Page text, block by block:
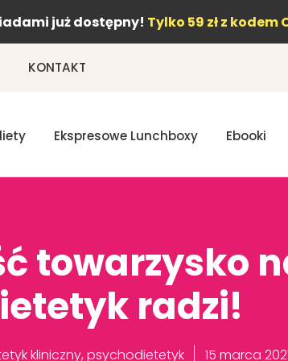
już dostępny! Tylko 59 zł z kodem
KONTAKT
Ekspresowe Lunchboxy Ebooki
towarzysko
radzi!
kliniczny, psychodietetyk 15 marca